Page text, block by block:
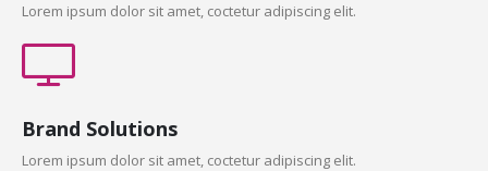
Lorem ipsum dolor sit amet, coctetur adipiscing elit.
Brand Solutions
Lorem ipsum dolor sit amet, coctetur adipiscing elit.